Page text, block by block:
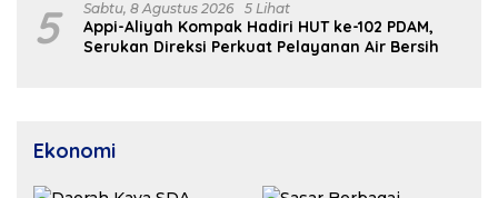
5 Sabtu, 8 Agustus 2026 5 Lihat
Appi-Aliyah Kompak Hadiri HUT ke-102 PDAM,
Serukan Direksi Perkuat Pelayanan Air Bersih
Ekonomi